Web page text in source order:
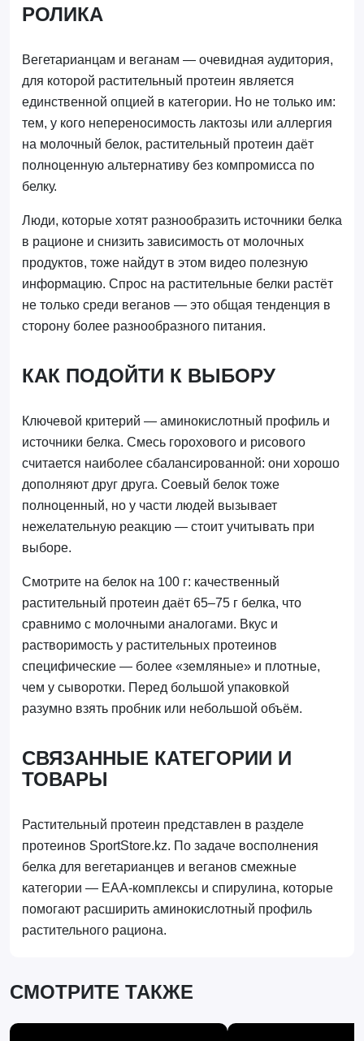
РОЛИКА
Вегетарианцам и веганам — очевидная аудитория,
для которой растительный протеин является
единственной опцией в категории. Но не только им:
тем, у кого непереносимость лактозы или аллергия
на молочный белок, растительный протеин даёт
полноценную альтернативу без компромисса по
белку.
Люди, которые хотят разнообразить источники белка
в рационе и снизить зависимость от молочных
продуктов, тоже найдут в этом видео полезную
информацию. Спрос на растительные белки растёт
не только среди веганов — это общая тенденция в
сторону более разнообразного питания.
КАК ПОДОЙТИ К ВЫБОРУ
Ключевой критерий — аминокислотный профиль и
источники белка. Смесь горохового и рисового
считается наиболее сбалансированной: они хорошо
дополняют друг друга. Соевый белок тоже
полноценный, но у части людей вызывает
нежелательную реакцию — стоит учитывать при
выборе.
Смотрите на белок на 100 г: качественный
растительный протеин даёт 65–75 г белка, что
сравнимо с молочными аналогами. Вкус и
растворимость у растительных протеинов
специфические — более «земляные» и плотные,
чем у сыворотки. Перед большой упаковкой
разумно взять пробник или небольшой объём.
СВЯЗАННЫЕ КАТЕГОРИИ И
ТОВАРЫ
Растительный протеин представлен в разделе
протеинов SportStore.kz. По задаче восполнения
белка для вегетарианцев и веганов смежные
категории — EAA-комплексы и спирулина, которые
помогают расширить аминокислотный профиль
растительного рациона.
СМОТРИТЕ ТАКЖЕ